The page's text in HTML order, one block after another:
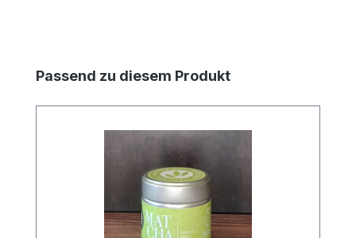
Produktgalerie überspringen
Passend zu diesem Produkt